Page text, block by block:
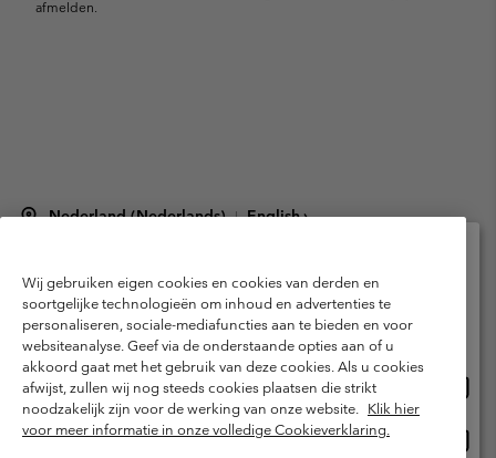
afmelden.
Nederland (Nederlands) | English ›
Gebruiksvoorwaarden
Verkoopvoorwaarden
Garantie
Privacybeleid
Gebruiksvoorwaarden voor lidmaatschap
Voorwaarden voor door gebruikers gegenereerde inhoud
Impressum
Cookies
Public CBCR
Wij gebruiken eigen cookies en cookies van derden en
soortgelijke technologieën om inhoud en advertenties te
personaliseren, sociale-mediafuncties aan te bieden en voor
websiteanalyse. Geef via de onderstaande opties aan of u
akkoord gaat met het gebruik van deze cookies. Als u cookies
afwijst, zullen wij nog steeds cookies plaatsen die strikt
noodzakelijk zijn voor de werking van onze website. Klik hier
voor meer informatie in onze volledige Cookieverklaring.
Selecteer je verzendlocatie en taal
Online shoppen beschikbaar
United States
Netherlands-English